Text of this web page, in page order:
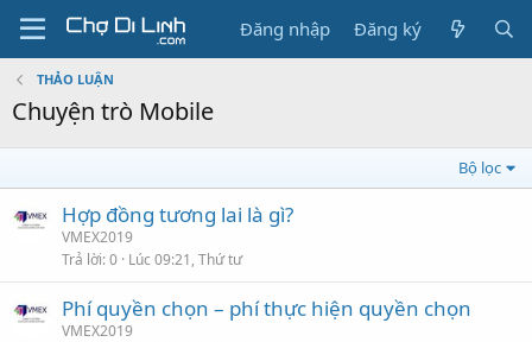
Đăng nhập Đăng ký
THẢO LUẬN
Chuyện trò Mobile
Bộ lọc
Hợp đồng tương lai là gì?
VMEX2019
Trả lời 0 Lúc 09:21, Thứ tư
Phí quyền chọn – phí thực hiện quyền chọn
VMEX2019